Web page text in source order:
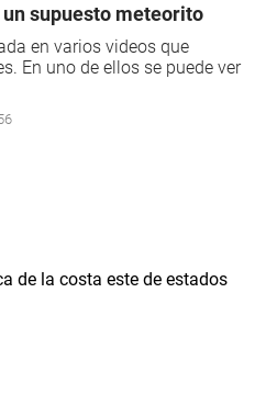
supuesto meteorito
en varios videos que
En uno de ellos se puede ver